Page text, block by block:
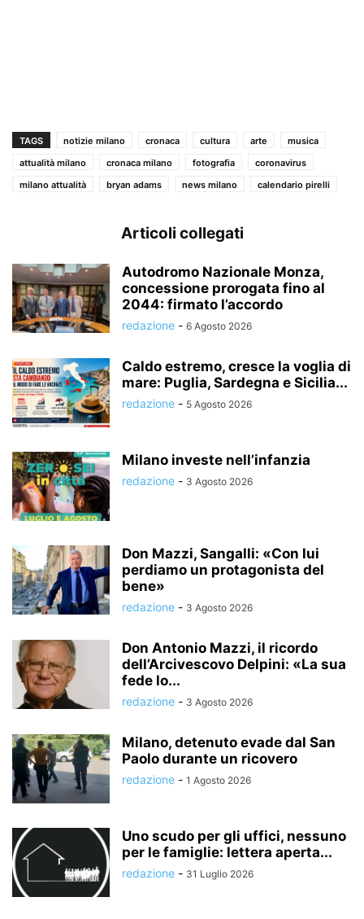
TAGS notizie milano cronaca cultura arte
musica
attualità milano
cronaca milano fotografia
coronavirus
milano attualità
bryan adams news milano calendario pirelli
Articoli collegati
Autodromo Nazionale Monza,
concessione prorogata fino al
2044: firmato l’accordo
redazione - 6 Agosto 2026
Caldo estremo, cresce la voglia di
mare: Puglia, Sardegna e Sicilia...
redazione - 5 Agosto 2026
Milano investe nell’infanzia
redazione - 3 Agosto 2026
Don Mazzi, Sangalli: «Con lui
perdiamo un protagonista del
bene»
redazione - 3 Agosto 2026
Don Antonio Mazzi, il ricordo
dell’Arcivescovo Delpini: «La sua
fede lo...
redazione - 3 Agosto 2026
Milano, detenuto evade dal San
Paolo durante un ricovero
redazione - 1 Agosto 2026
Uno scudo per gli uffici, nessuno
per le famiglie: lettera aperta...
redazione - 31 Luglio 2026